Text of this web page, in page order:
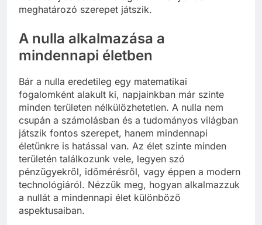
meghatározó szerepet játszik.
A nulla alkalmazása a
mindennapi életben
Bár a nulla eredetileg egy matematikai
fogalomként alakult ki, napjainkban már szinte
minden területen nélkülözhetetlen. A nulla nem
csupán a számolásban és a tudományos világban
játszik fontos szerepet, hanem mindennapi
életünkre is hatással van. Az élet szinte minden
területén találkozunk vele, legyen szó
pénzügyekről, időmérésről, vagy éppen a modern
technológiáról. Nézzük meg, hogyan alkalmazzuk
a nullát a mindennapi élet különböző
aspektusaiban.